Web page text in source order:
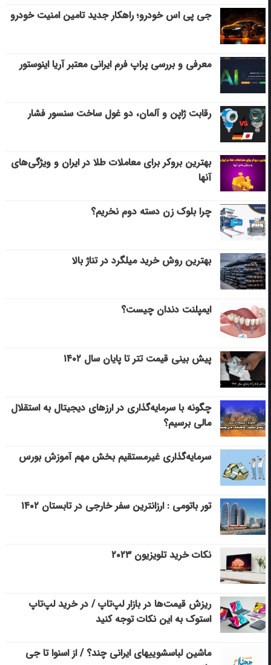
جی پی اس خودرو؛ راهکار جدید تامین امنیت خودرو
معرفی و بررسی پراپ فرم ایرانی معتبر آریا اینوستور
رقابت ژاپن و آلمان، دو غول ساخت سنسور فشار
بهترین بروکر برای معاملات طلا در ایران و ویژگی‌های
آنها
چرا بلوک زن دسته دوم نخریم؟
بهترین روش خرید میلگرد در تناژ بالا
ایمپلنت دندان چیست؟
پیش بینی قیمت تتر تا پایان سال ۱۴۰۲
چگونه با سرمایه‌گذاری در ارزهای دیجیتال به استقلال
مالی برسیم؟
سرمایه‌گذاری غیرمستقیم بخش مهم آموزش بورس
تور باتومی : ارزانترین سفر خارجی در تابستان ۱۴۰۲
نکات خرید تلویزیون ۲۰۲۳
ریزش قیمت‌ها در بازار لپ‌تاپ / در خرید لپ‌تاپ
استوک به این نکات توجه کنید
ماشین لباسشویی‎های ایرانی چند؟ / از اسنوا تا جی